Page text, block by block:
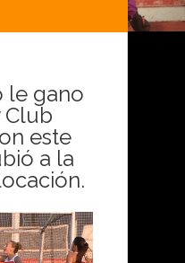
le gano
Club
este
a la